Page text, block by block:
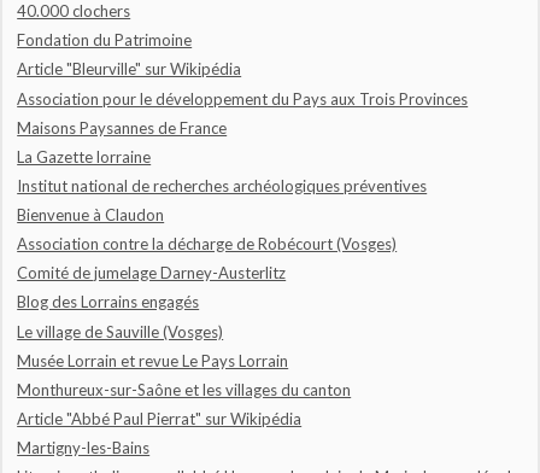
40.000 clochers
Fondation du Patrimoine
Article "Bleurville" sur Wikipédia
Association pour le développement du Pays aux Trois Provinces
Maisons Paysannes de France
La Gazette lorraine
Institut national de recherches archéologiques préventives
Bienvenue à Claudon
Association contre la décharge de Robécourt (Vosges)
Comité de jumelage Darney-Austerlitz
Blog des Lorrains engagés
Le village de Sauville (Vosges)
Musée Lorrain et revue Le Pays Lorrain
Monthureux-sur-Saône et les villages du canton
Article "Abbé Paul Pierrat" sur Wikipédia
Martigny-les-Bains